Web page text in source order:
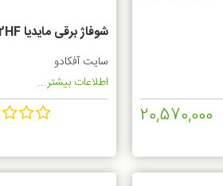
20,570,000
شوفاژ برقی مایدیا NY2513 22HF
سایت آفکادو
اطلاعات بیشتر...